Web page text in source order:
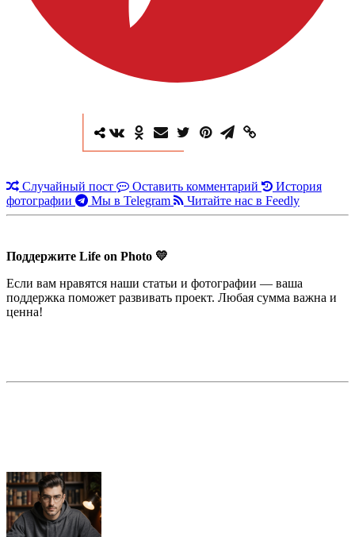
Случайный пост Оставить комментарий
История
фотографии
Мы в Telegram Читайте нас в Feedly
Поддержите Life on Photo 💛
Если вам нравятся наши статьи и фотографии — ваша
поддержка поможет развивать проект. Любая сумма важна и
ценна!